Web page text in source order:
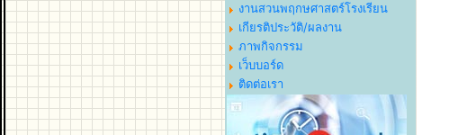
งานสวนพฤกษศาสตร์โรงเรียน
เกียรติประวัติ/ผลงาน
ภาพกิจกรรม
เว็บบอร์ด
ติดต่อเรา